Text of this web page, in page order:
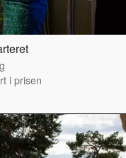
i prisen